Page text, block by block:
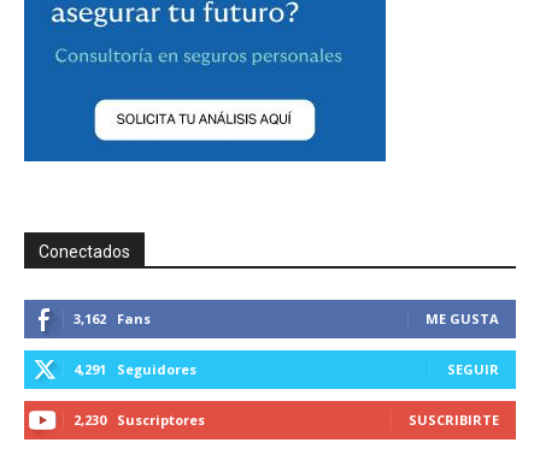
Conectados
3,162 Fans ME GUSTA
4,291 Seguidores SEGUIR
2,230 Suscriptores SUSCRIBIRTE